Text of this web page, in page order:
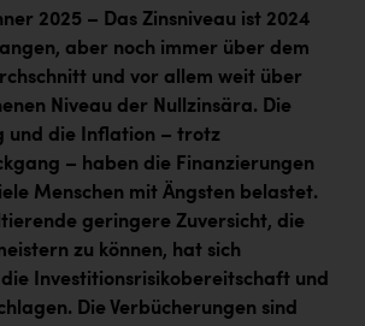
Austria
2025 – Das Zinsniveau ist 2024
aber noch immer über dem
und vor allem weit über
Niveau der Nullzinsära. Die
und die Inflation – trotz
– haben die Finanzierungen
Menschen mit Ängsten belastet.
geringere Zuversicht, die
zu können, hat sich
Investitionsrisikobereitschaft und
Die Verbücherungen sind